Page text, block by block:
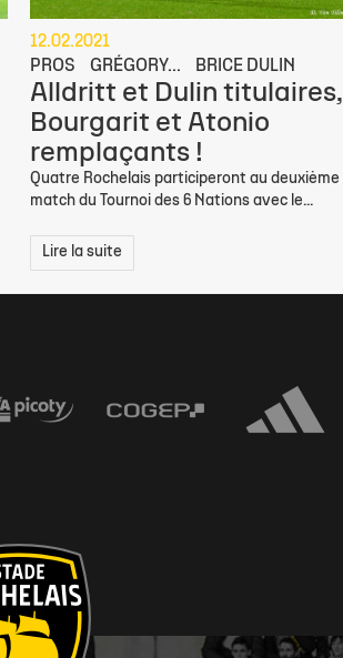
12.02.2021
PROS
GRÉGORY... BRICE DULIN
Alldritt et Dulin titulaires,
Bourgarit et Atonio
remplaçants !
Quatre Rochelais participeront au deuxième
match du Tournoi des 6 Nations avec le...
Lire la suite